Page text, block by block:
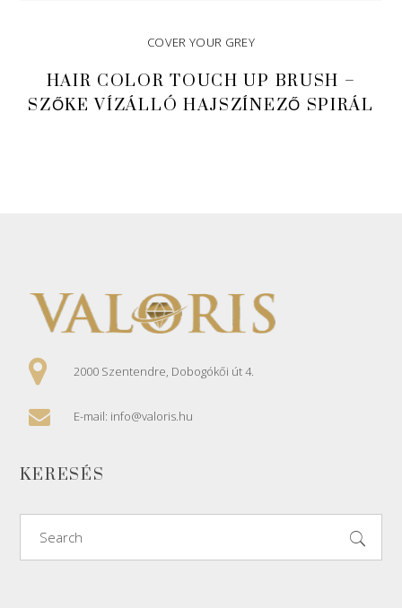
COVER YOUR GREY
HAIR COLOR TOUCH UP BRUSH –
SZŐKE VÍZÁLLÓ HAJSZÍNEZŐ SPIRÁL
2000 Szentendre, Dobogókői út 4.
E-mail: info@valoris.hu
KERESÉS